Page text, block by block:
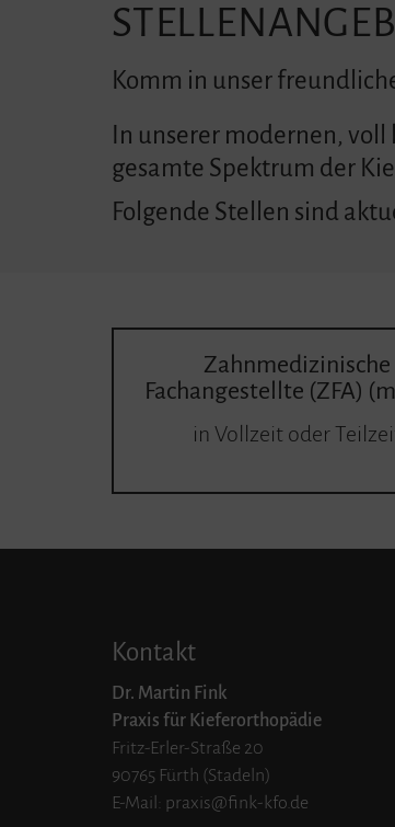
Komm in unser
In unserer modernen,
gesamte Spektrum der
Folgende Stellen sind
Zahnmedizinische
Fachangestellte (ZFA)
in Vollzeit oder
Kontakt
Dr. Martin Fink
Praxis für Kieferorthopädie
Fritz-Erler-Straße 20
90765 Fürth (Stadeln)
E-Mail: praxis@fink-kfo.de